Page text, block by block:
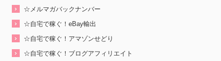
☆メルマガバックナンバー
☆自宅で稼ぐ！eBay輸出
☆自宅で稼ぐ！アマゾンせどり
☆自宅で稼ぐ！ブログアフィリエイト